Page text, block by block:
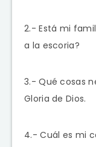
2.- Está mi
a la escoria?
3.- Qué cosas
Gloria de Dios.
4.- Cuál es mi